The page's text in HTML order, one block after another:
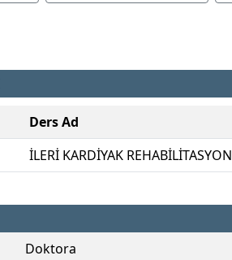
Ders Ad
İLERİ KARDİYAK REHABİLİTASYON
Doktora